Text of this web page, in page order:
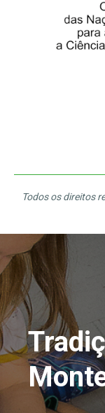
Todos os direitos